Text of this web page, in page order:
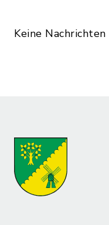
Keine